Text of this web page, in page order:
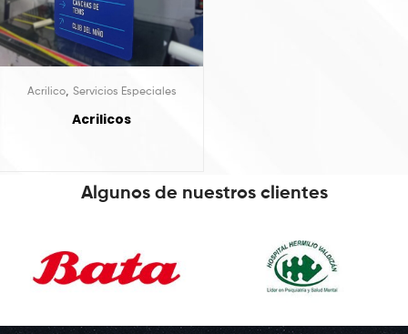
Acrilico, Servicios Especiales
Acrilicos
Algunos de nuestros clientes